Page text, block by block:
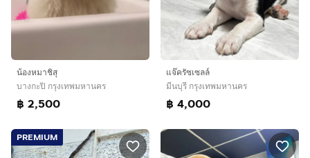
น้องหมาชิสุ
บางกะปิ กรุงเทพมหานคร
฿ 2,500
แจ๊ครัซเซลล์
มีนบุรี กรุงเทพมหานคร
฿ 4,000
PREMIUM